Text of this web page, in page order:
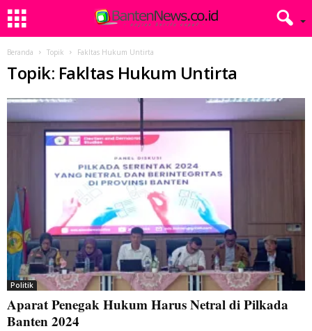
Beranda Topik Fakltas Hukum Untirta
Topik: Fakltas Hukum Untirta
Politik
Aparat Penegak Hukum Harus Netral di Pilkada
Banten 2024